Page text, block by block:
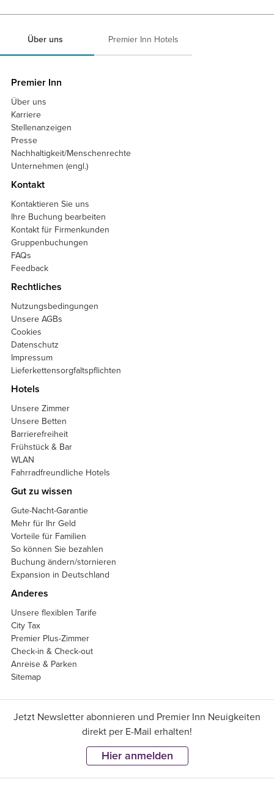
Über uns Premier Inn Hotels
Premier Inn
Über uns
Karriere
Stellenanzeigen
Presse
Nachhaltigkeit/Menschenrechte
Unternehmen (engl.)
Kontakt
Kontaktieren Sie uns
Ihre Buchung bearbeiten
Kontakt für Firmenkunden
Gruppenbuchungen
FAQs
Feedback
Rechtliches
Nutzungsbedingungen
Unsere AGBs
Cookies
Datenschutz
Impressum
Lieferkettensorgfaltspflichten
Hotels
Unsere Zimmer
Unsere Betten
Barrierefreiheit
Frühstück & Bar
WLAN
Fahrradfreundliche Hotels
Gut zu wissen
Gute-Nacht-Garantie
Mehr für Ihr Geld
Vorteile für Familien
So können Sie bezahlen
Buchung ändern/stornieren
Expansion in Deutschland
Anderes
Unsere flexiblen Tarife
City Tax
Premier Plus-Zimmer
Check-in & Check-out
Anreise & Parken
Sitemap
Jetzt Newsletter abonnieren und Premier Inn Neuigkeiten
direkt per E-Mail erhalten!
Hier anmelden